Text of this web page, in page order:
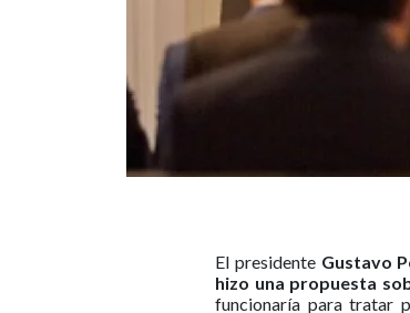
El presidente Gustavo
hizo una propuesta
funcionaría para tratar